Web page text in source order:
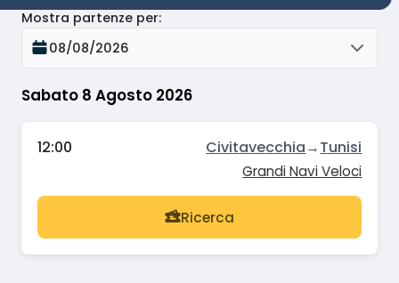
Sabato 8 Agosto 2026
Mostra partenze per:
08/08/2026
12:00 Civitavecchia→Tunisi
Grandi Navi Veloci
Ricerca